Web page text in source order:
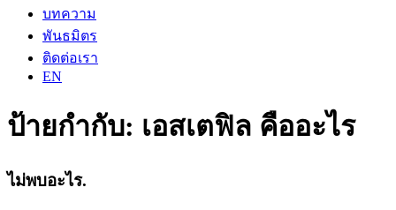
บทความ
พันธมิตร
ติดต่อเรา
EN
ป้ายกำกับ: เอสเตฟิล คืออะไร
ไม่พบอะไร.